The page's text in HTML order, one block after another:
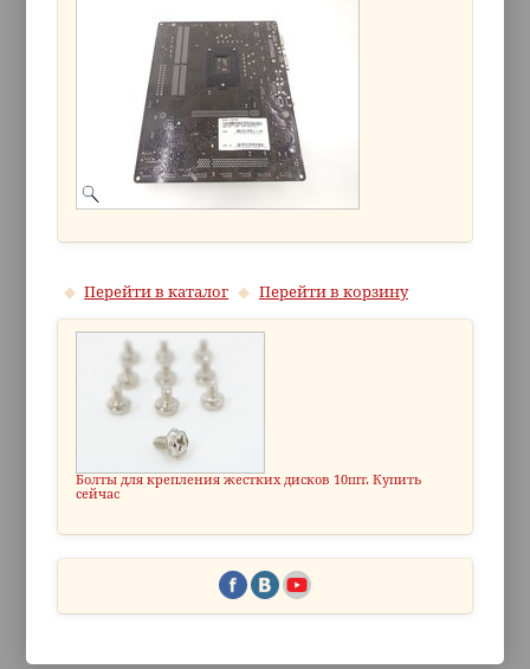
Перейти в каталог Перейти в корзину
Болты для крепления жестких дисков 10шт. Купить
сейчас